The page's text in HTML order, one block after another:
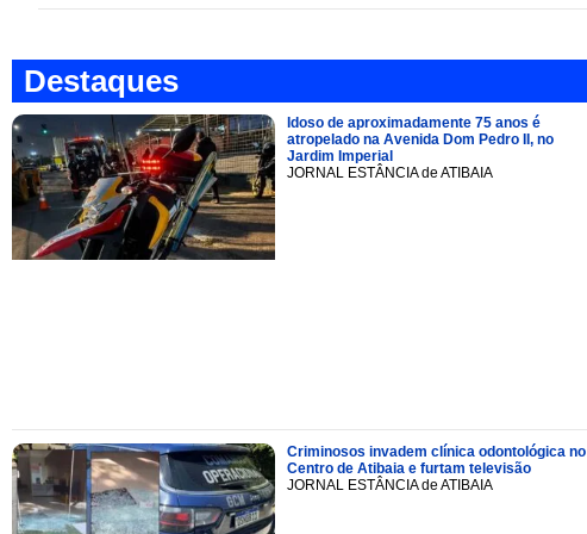
Destaques
Idoso de aproximadamente 75 anos é
atropelado na Avenida Dom Pedro II, no
Jardim Imperial
JORNAL ESTÂNCIA de ATIBAIA
Criminosos invadem clínica odontológica no
Centro de Atibaia e furtam televisão
JORNAL ESTÂNCIA de ATIBAIA